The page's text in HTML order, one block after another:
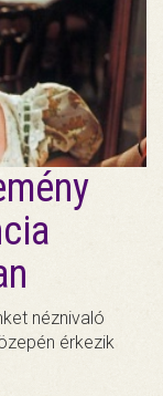
néznivaló
érkezik